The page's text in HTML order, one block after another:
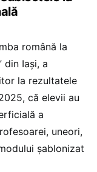
română la
din Iași, a
la rezultatele
că elevii au
a
uneori,
șablonizat